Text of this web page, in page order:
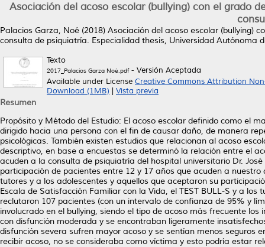
Asociación del acoso escolar (bullying) con el grado
Palacios Garza, Noé (2018) Asociación del acoso escolar (bullying)
consulta de psiquiatría. Especialidad thesis, Universidad Autónoma
Texto
2017_Palacios Garza Noé.pdf- Versión Aceptada
Available under License Creative Commons Attribution
Download (1MB)
Vista previa
Resumen
Propósito y Método del Estudio: El acoso escolar definido como el
dirigido hacia una persona con el fin de causar daño, de manera
psicológicas. También existen estudios que relacionan al acoso
descriptivo, en base a encuestas se determinó la relación entre el
acuden a la consulta de psiquiatría del hospital universitario Dr.
participación de pacientes entre 12 y 17 años que acuden a
tutores y a los adolescentes y aquellos que aceptaron su
Escala de Satisfacción Familiar con la Vida, el TEST BULL-S y a
reclutaron 107 pacientes (con un intervalo de confianza de 95% y
involucrado en el bullying, siendo el tipo de acoso más frecuente
con disfunción moderada y se encontraban ligeramente
disfunción severa sufren mayor acoso y se sentían menos
recibir acoso, no se consideraba como víctima y esto podría estar